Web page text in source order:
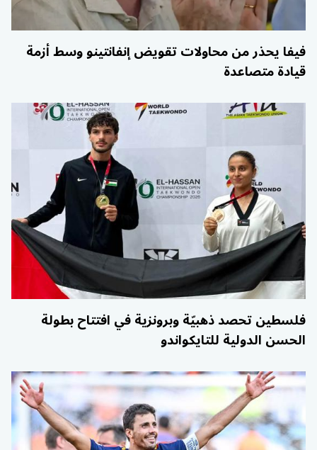
فيفا يحذر من محاولات تقويض إنفانتينو وسط أزمة
قيادة متصاعدة
فلسطين تحصد ذهبيّة وبرونزية في افتتاح بطولة
الحسن الدولية للتايكواندو